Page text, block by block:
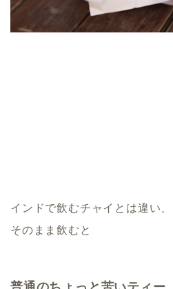
インドで飲むチャイとは違い、
そのまま飲むと